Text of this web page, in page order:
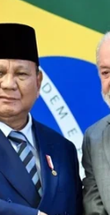
hóa Long
THX/TTXVN)
(DHS)
tiếp tục thu
kiểm
phủ đóng